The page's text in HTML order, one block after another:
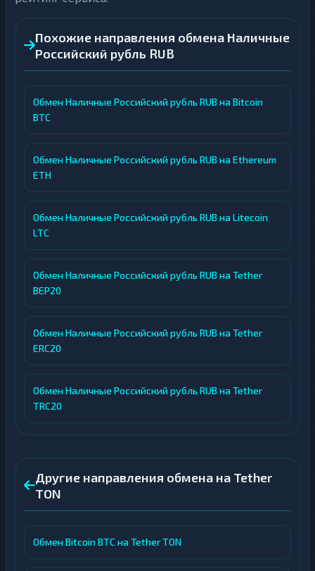
Похожие направления обмена Наличные
Российский рубль RUB
Обмен Наличные Российский рубль RUB на Bitcoin
BTC
Обмен Наличные Российский рубль RUB на Ethereum
ETH
Обмен Наличные Российский рубль RUB на Litecoin
LTC
Обмен Наличные Российский рубль RUB на Tether
BEP20
Обмен Наличные Российский рубль RUB на Tether
ERC20
Обмен Наличные Российский рубль RUB на Tether
TRC20
Другие направления обмена на Tether
TON
Обмен Bitcoin BTC на Tether TON